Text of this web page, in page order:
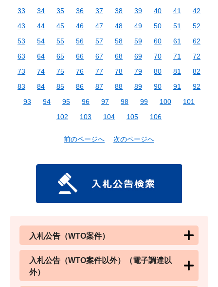
33
34 35 36 37 38 39 40 41
42
43
44 45 46 47 48 49 50 51
52
53
54 55 56 57 58 59 60 61
62
63
64 65 66 67 68 69 70 71
72
73
74 75 76 77 78 79 80 81
82
83
84 85 86 87 88 89 90 91
92
93
94 95 96 97 98 99 100
101
102
103 104 105 106
前のページへ 次のページへ
入札公告（WTO案件）
入札公告（WTO案件以外）（電子調達以
外）